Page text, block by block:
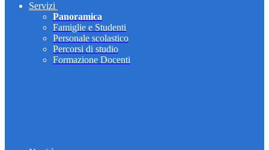
Servizi
Panoramica
Famiglie e Studenti
Personale scolastico
Percorsi di studio
Formazione Docenti